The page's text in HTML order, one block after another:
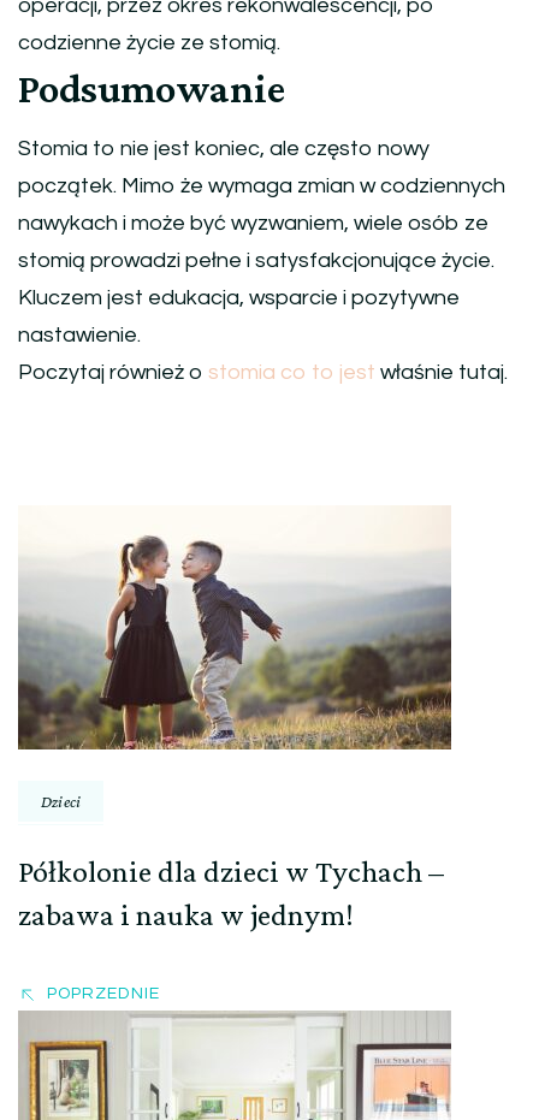
operacji, przez okres rekonwalescencji, po
codzienne życie ze stomią.
Podsumowanie
Stomia to nie jest koniec, ale często nowy
początek. Mimo że wymaga zmian w codziennych
nawykach i może być wyzwaniem, wiele osób ze
stomią prowadzi pełne i satysfakcjonujące życie.
Kluczem jest edukacja, wsparcie i pozytywne
nastawienie.
Poczytaj również o stomia co to jest właśnie tutaj.
Nawigacja
wpisu
Dzieci
Półkolonie dla dzieci w Tychach –
zabawa i nauka w jednym!
POPRZEDNIE